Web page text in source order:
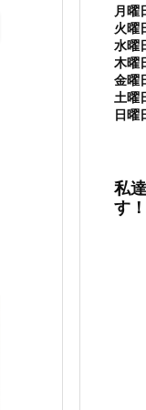
月曜
火曜
水曜
木曜
金曜
土曜
日曜
私
す！